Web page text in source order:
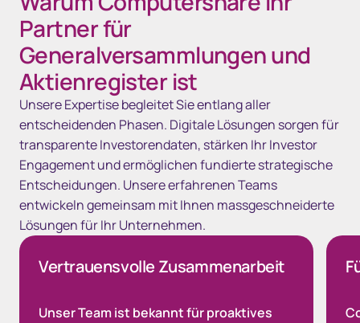
Partner für
Generalversammlungen und
Aktienregister ist
Unsere Expertise begleitet Sie entlang aller
entscheidenden Phasen. Digitale Lösungen sorgen für
transparente Investorendaten, stärken Ihr Investor
Engagement und ermöglichen fundierte strategische
Entscheidungen. Unsere erfahrenen Teams
entwickeln gemeinsam mit Ihnen massgeschneiderte
Lösungen für Ihr Unternehmen.
Vertrauensvolle Zusammenarbeit
Unser Team ist bekannt für proaktives